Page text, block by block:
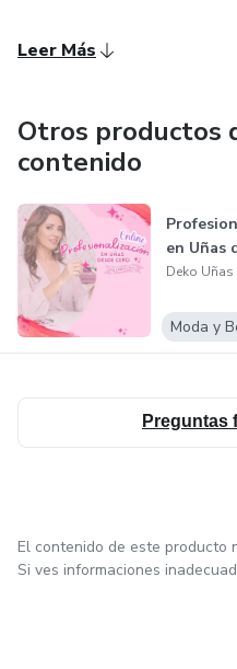
Leer Más
Otros productos
contenido
en Uñas
Moda y
Preguntas
El contenido de este producto
Si ves informaciones